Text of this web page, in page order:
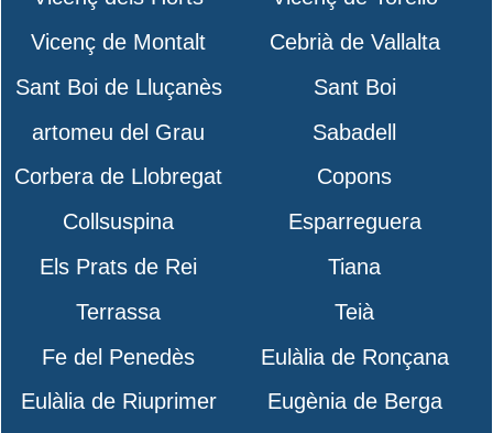
Vicenç de Montalt
Cebrià de Vallalta
Sant Boi de Lluçanès
Sant Boi
artomeu del Grau
Sabadell
Corbera de Llobregat
Copons
Collsuspina
Esparreguera
Els Prats de Rei
Tiana
Terrassa
Teià
Fe del Penedès
Eulàlia de Ronçana
Eulàlia de Riuprimer
Eugènia de Berga